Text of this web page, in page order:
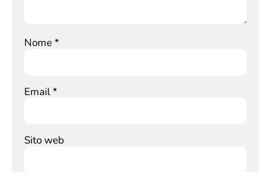
Nome*
Email*
Sito web